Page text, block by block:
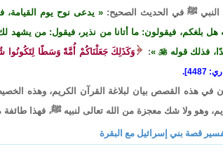
النبي ﷺ في الحديث الصحيح:
يدعى نوح يوم
هل بلغكم، فيقولون: ما أتانا من نذير، فيقول: من
فذلك قوله
: وَكَذَلِكَ جَعَلْنَاكُمْ أُمَّةً وَسَطًا
4487].
في هذه القصص بيان لبلاغة القرآن الكريم، وهذه
وهو ولا شك معجزة من الله تعالى لنبيه ﷺ، فهذا
قصة بني إسرائيل مع البقرة